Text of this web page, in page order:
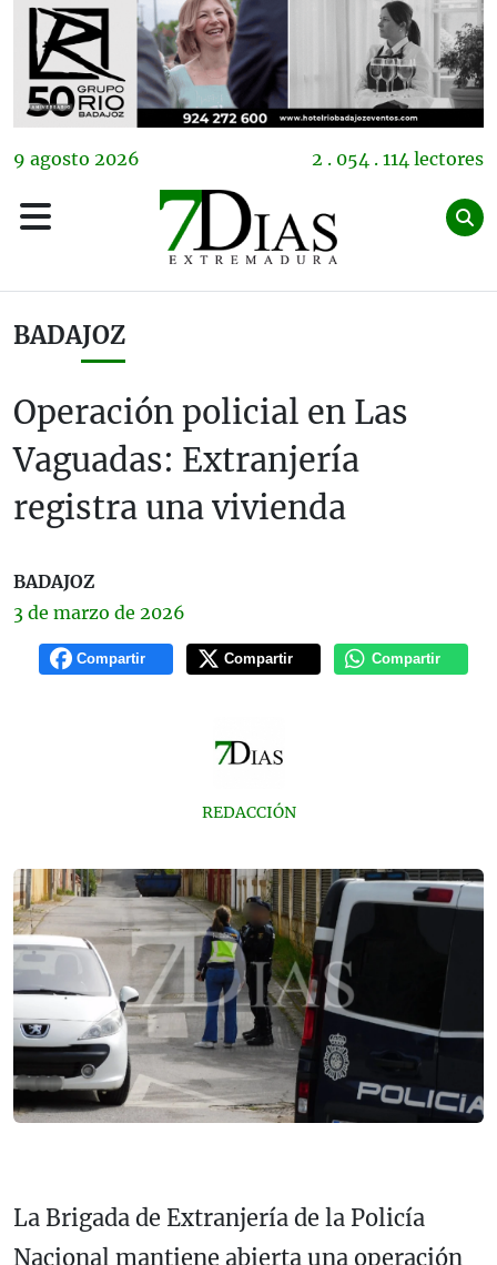
9 agosto 2026 2 . 054 . 114 lectores
BADAJOZ
Operación policial en Las
Vaguadas: Extranjería
registra una vivienda
BADAJOZ
3 de marzo de 2026
Compartir Compartir Compartir
REDACCIÓN
La Brigada de Extranjería de la Policía
Nacional mantiene abierta una operación